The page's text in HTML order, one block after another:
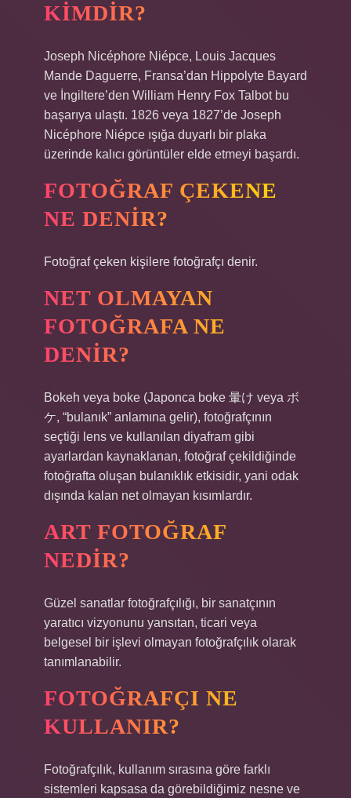
KIMDIR?
Joseph Nicéphore Niépce, Louis Jacques
Mande Daguerre, Fransa’dan Hippolyte Bayard
ve İngiltere’den William Henry Fox Talbot bu
başarıya ulaştı. 1826 veya 1827’de Joseph
Nicéphore Niépce ışığa duyarlı bir plaka
üzerinde kalıcı görüntüler elde etmeyi başardı.
FOTOĞRAF ÇEKENE
NE DENIR?
Fotoğraf çeken kişilere fotoğrafçı denir.
NET OLMAYAN
FOTOĞRAFA NE
DENIR?
Bokeh veya boke (Japonca boke 暈け veya ボ
ケ, “bulanık” anlamına gelir), fotoğrafçının
seçtiği lens ve kullanılan diyafram gibi
ayarlardan kaynaklanan, fotoğraf çekildiğinde
fotoğrafta oluşan bulanıklık etkisidir, yani odak
dışında kalan net olmayan kısımlardır.
ART FOTOĞRAF
NEDIR?
Güzel sanatlar fotoğrafçılığı, bir sanatçının
yaratıcı vizyonunu yansıtan, ticari veya
belgesel bir işlevi olmayan fotoğrafçılık olarak
tanımlanabilir.
FOTOĞRAFÇI NE
KULLANIR?
Fotoğrafçılık, kullanım sırasına göre farklı
sistemleri kapsasa da görebildiğimiz nesne ve